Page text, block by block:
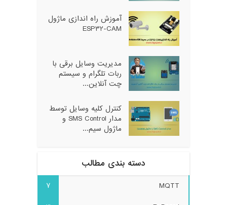
آموزش راه اندازی ماژول
ESP32-CAM
مدیریت وسایل برقی با
ربات تلگرام و سیستم
چت آنلاین...
کنترل کلیه وسایل توسط
مدار SMS Control و
ماژول سیم...
دسته بندی مطالب
MQTT
7